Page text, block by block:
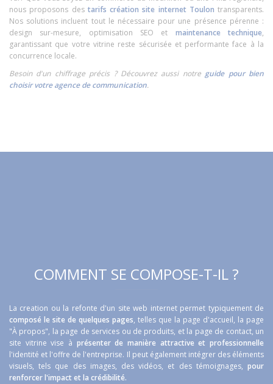
nous proposons des tarifs création site internet Toulon transparents.
Nos solutions incluent tout le nécessaire pour une présence pérenne :
design sur-mesure, optimisation SEO et maintenance technique,
garantissant que votre vitrine reste sécurisée et performante face à la
concurrence locale.
Besoin d'un chiffrage précis ? Découvrez aussi notre guide pour bien
choisir votre agence de communication.
COMMENT SE COMPOSE-T-IL ?
La creation ou la refonte d'un site web internet permet typiquement de
composé le site de quelques pages, telles que la page d'accueil, la page
"À propos", la page de services ou de produits, et la page de contact, un
site vitrine vise à présenter de manière attractive et professionnelle
l'identité et l'offre de l'entreprise. Il peut également intégrer des éléments
visuels, tels que des images, des vidéos, et des témoignages, pour
renforcer l'impact et la crédibilité.